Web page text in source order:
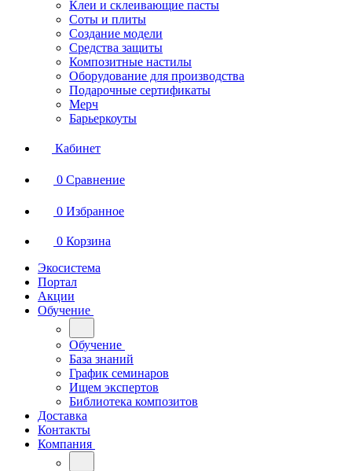
Клеи и склеивающие пасты
Соты и плиты
Создание модели
Средства защиты
Композитные настилы
Оборудование для производства
Подарочные сертификаты
Мерч
Барьеркоуты
Кабинет
0 Сравнение
0 Избранное
0 Корзина
Экосистема
Портал
Акции
Обучение
Обучение
База знаний
График семинаров
Ищем экспертов
Библиотека композитов
Доставка
Контакты
Компания